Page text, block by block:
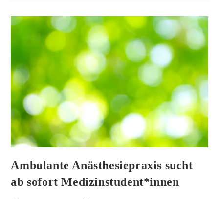
Ambulante Anästhesiepraxis sucht
ab sofort Medizinstudent*innen